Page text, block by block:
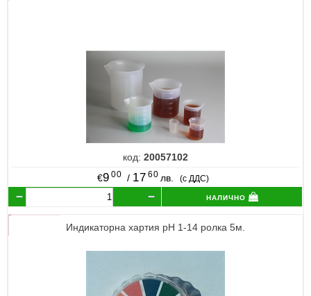
код: 20057102
€9 00 / 17 60 лв. (с ДДС)
налично
Индикаторна хартия pH 1-14 ролка 5м.